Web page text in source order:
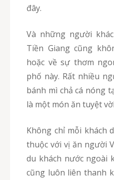
đây.
Và những người khách du lịch khi tới tỉnh
Tiền Giang cũng
hoặc về sự thơm
phố này. Rất nhiều
bánh mì chả cá nóng
là một món ăn tuyệt
Không chỉ mỗi khách du lịch nội địa đã quen
thuộc với vị ăn người
du khách nước ngoài
cũng luôn liên thanh